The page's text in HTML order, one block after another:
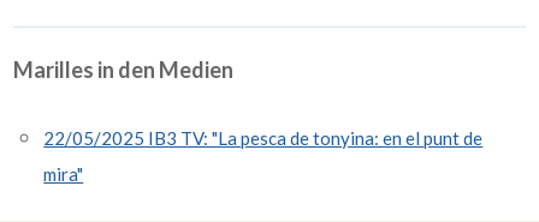
Marilles in den Medien
22/05/2025 IB3 TV: "La pesca de tonyina: en el punt de
mira"